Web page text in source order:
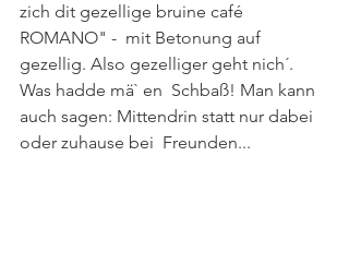
zich dit gezellige bruine café
ROMANO" -  mit Betonung auf
gezellig. Also gezelliger geht nich´.
Was hadde mä` en  Schbaß! Man kann
auch sagen: Mittendrin statt nur dabei
oder zuhause bei  Freunden...